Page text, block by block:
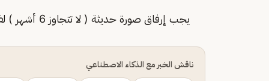
يجب إرفاق صورة حديثة ( لا تتجاوز 6 أشهر ) لفرد الأسرة أقل من 10 سنوات عند إرسال طلب الإصدار.
ناقش الخبر مع الذكاء الاصطناعي